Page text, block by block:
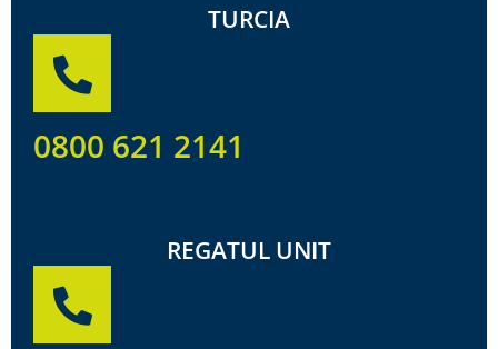
TURCIA
0800 621 2141
REGATUL UNIT